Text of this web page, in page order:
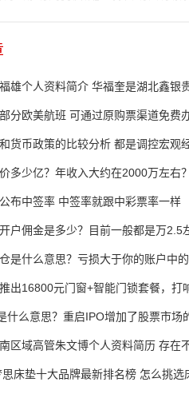
雄个人资料简介 华福奎是湖北鑫银
分欧美航班 可通过原购票渠道免费
货币政策的比较分析 都是调控宏观
多少亿？年收入大约在2000万左右？
布中签率 中签率就跟中彩票率一样
户佣金是多少？目前一般都是万2.5
是什么意思？亏损大于你的账户中
出16800元门窗+智能门锁套餐，打
什么意思？重启IPO增加了股票市场
区域高管朱文博个人资料简历 存在
床垫十大品牌最新排名榜 怎么挑选